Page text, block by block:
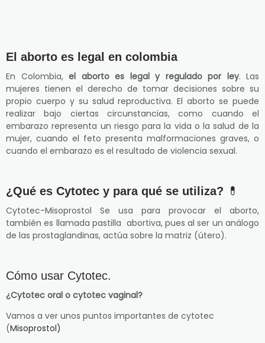
El aborto es legal en colombia
En Colombia, el aborto es legal y regulado por ley. Las
mujeres tienen el derecho de tomar decisiones sobre su
propio cuerpo y su salud reproductiva. El aborto se puede
realizar bajo ciertas circunstancias, como cuando el
embarazo representa un riesgo para la vida o la salud de la
mujer, cuando el feto presenta malformaciones graves, o
cuando el embarazo es el resultado de violencia sexual.
¿Qué es Cytotec y para qué se utiliza? 💊
Cytotec-Misoprostol Se usa para provocar el aborto,
también es llamada pastilla abortiva, pues al ser un análogo
de las prostaglandinas, actúa sobre la matriz (útero).
Cómo usar Cytotec.
¿Cytotec oral o cytotec vaginal?
Vamos a ver unos puntos importantes de cytotec
(Misoprostol)